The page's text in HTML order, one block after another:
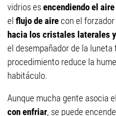
vidrios esencendiendo el
el flujo de aire con el
hacia los cristales laterales
el desempañador de la luneta
procedimiento reduce la
habitáculo.
Aunque mucha gente asocia
con enfriar, se puede